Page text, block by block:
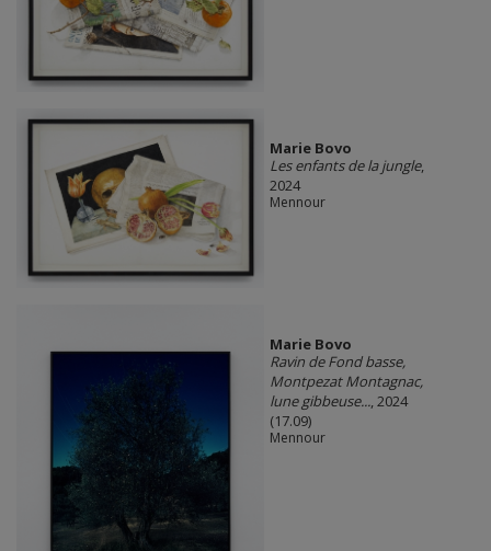
Marie Bovo
Les enfants de la jungle,
2024
Mennour
Marie Bovo
Ravin de Fond basse,
Montpezat Montagnac,
lune gibbeuse..., 2024
(17.09)
Mennour